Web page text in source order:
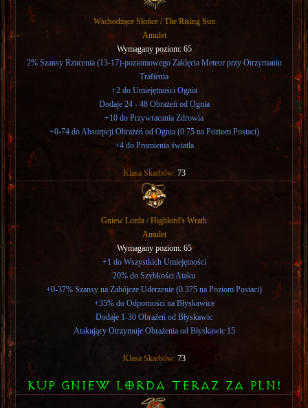
Wschodzące Słońce / The Rising Sun
Amulet
Wymagany poziom: 65
2% Szansy Rzucenia (13-17)-poziomowego Zaklęcia Meteor przy Otrzymaniu
Trafienia
+2 do Umiejętności Ognia
Dodaje 24 - 48 Obrażeń od Ognia
+10 do Przywracania Zdrowia
+0-74 do Absorpcji Obrażeń od Ognia (0.75 na Poziom Postaci)
+4 do Promienia światła
Klasa Skarbów: 73
Gniew Lorda / Highlord's Wrath
Amulet
Wymagany poziom: 65
+1 do Wszystkich Umiejętności
20% do Szybkości Ataku
+0-37% Szansy na Zabójcze Uderzenie (0.375 na Poziom Postaci)
+35% do Odporności na Błyskawice
Dodaje 1-30 Obrażeń od Błyskawic
Atakujący Otrzymuje Obrażenia od Błyskawic 15
Klasa Skarbów: 73
KUP GNIEW LORDA TERAZ ZA PLN!